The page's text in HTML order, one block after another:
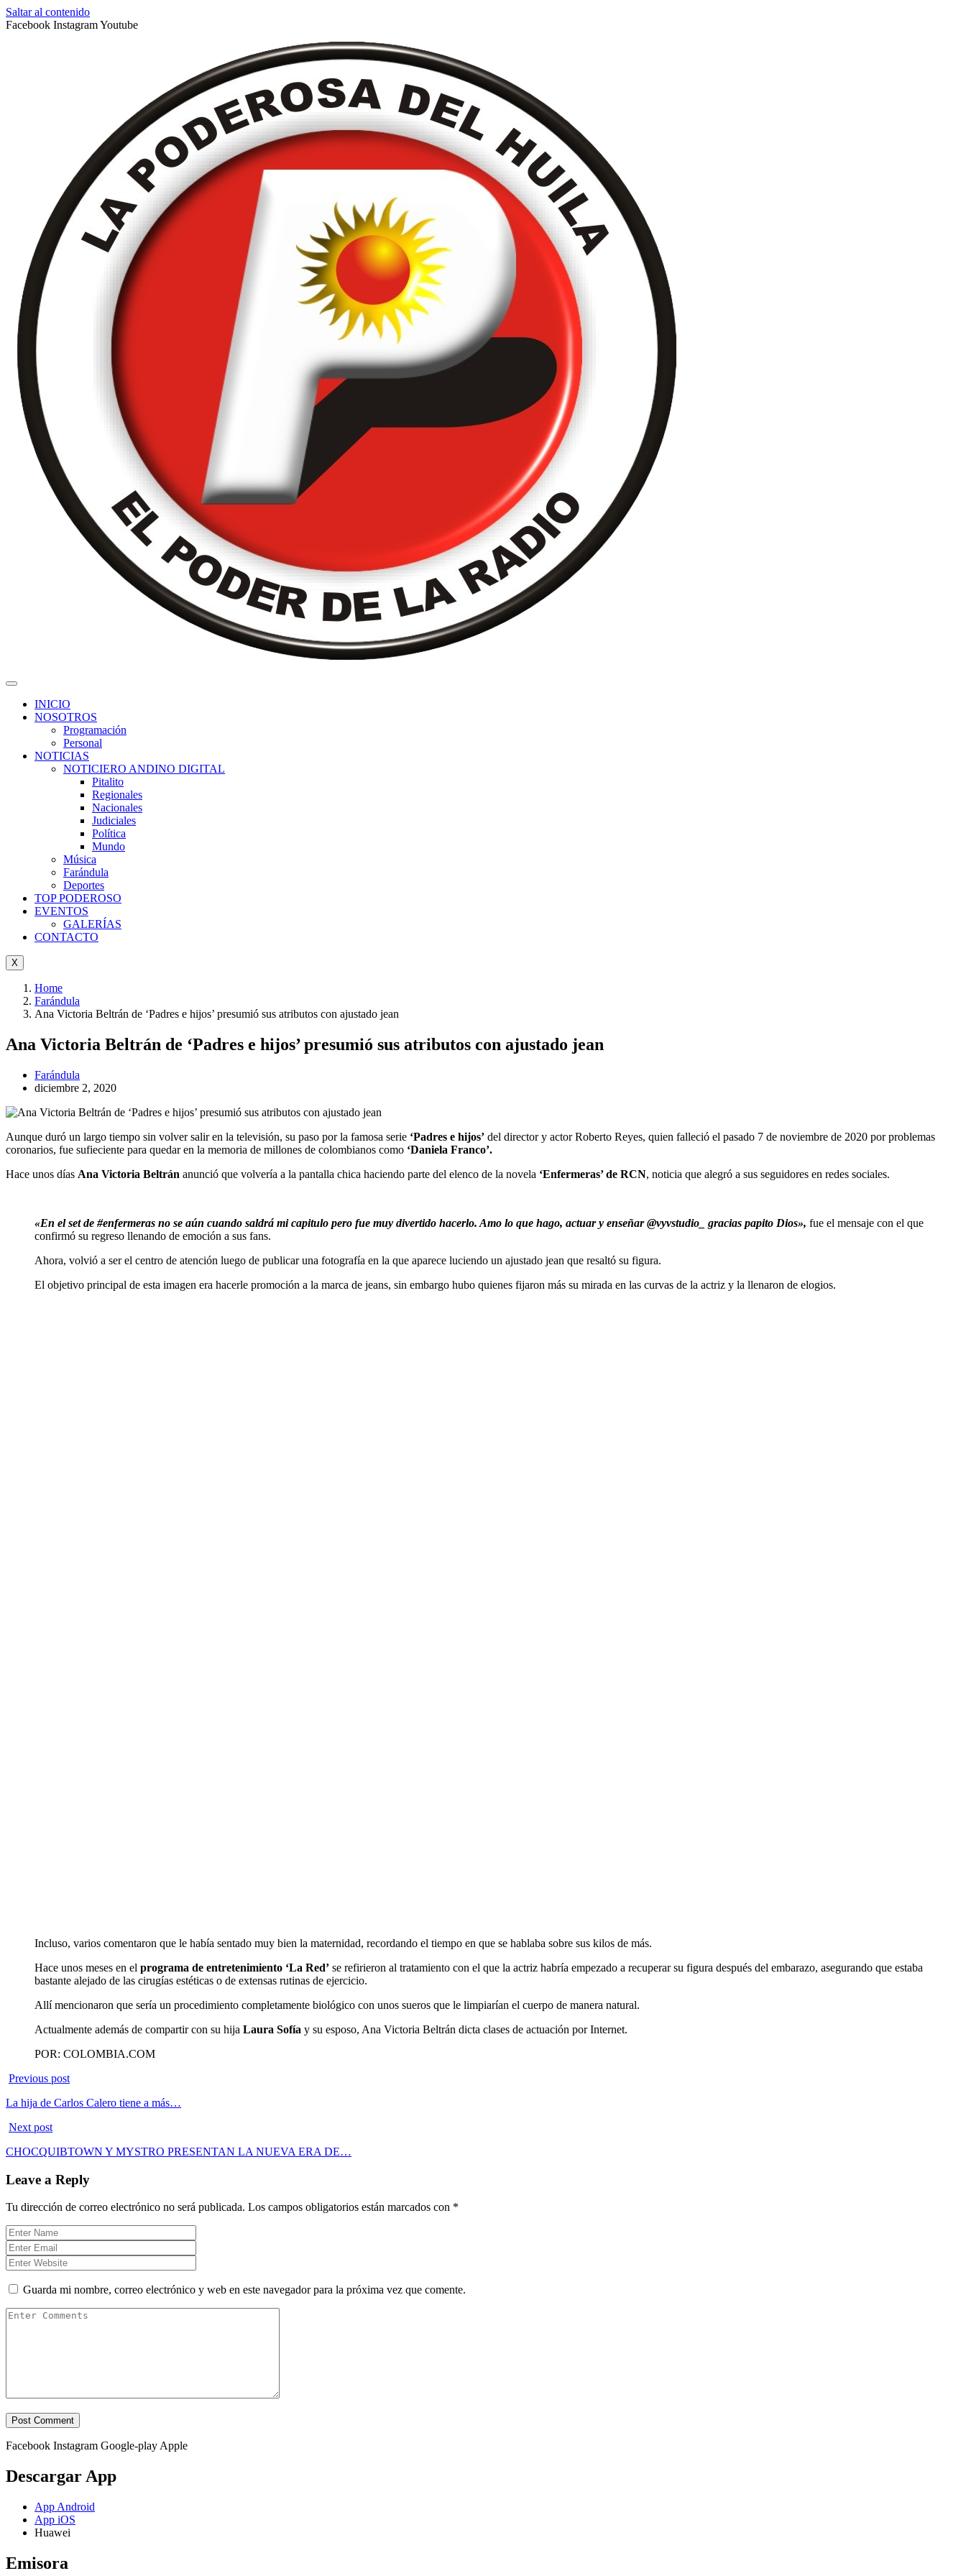
Saltar al contenido
Facebook InstagramYoutube
INICIO
NOSOTROS
Programación
Personal
NOTICIAS
NOTICIERO ANDINO DIGITAL
Pitalito
Regionales
Nacionales
Judiciales
Política
Mundo
Música
Farándula
Deportes
TOP PODEROSO
EVENTOS
GALERÍAS
CONTACTO
X
Home
Farándula
Ana Victoria Beltrán de ‘Padres e hijos’ presumió sus atributos con ajustado jean
Ana Victoria Beltrán de ‘Padres e hijos’ presumió sus atributos con ajustado jean
Farándula
diciembre 2, 2020
Aunque duró un largo tiempo sin volver salir en la televisión, su paso por la famosa serie ‘Padres e hijos’ del director y actor Roberto Reyes, quien falleció el pasado 7 de noviembre de 2020 por problemas
coronarios, fue sufieciente para quedar en la memoria de millones de colombianos como ‘Daniela Franco’.
Hace unos días Ana Victoria Beltrán anunció que volvería a la pantalla chica haciendo parte del elenco de la novela ‘Enfermeras’ de RCN, noticia que alegró a sus seguidores en redes sociales.
«En el set de #enfermeras no se aún cuando saldrá mi capitulo pero fue muy divertido hacerlo. Amo lo que hago, actuar y enseñar @vyvstudio_ gracias papito Dios», fue el mensaje con el que
confirmó su regreso llenando de emoción a sus fans.
Ahora, volvió a ser el centro de atención luego de publicar una fotografía en la que aparece luciendo un ajustado jean que resaltó su figura.
El objetivo principal de esta imagen era hacerle promoción a la marca de jeans, sin embargo hubo quienes fijaron más su mirada en las curvas de la actriz y la llenaron de elogios.
Incluso, varios comentaron que le había sentado muy bien la maternidad, recordando el tiempo en que se hablaba sobre sus kilos de más.
Hace unos meses en el programa de entretenimiento ‘La Red’ se refirieron al tratamiento con el que la actriz habría empezado a recuperar su figura después del embarazo, asegurando que estaba
bastante alejado de las cirugías estéticas o de extensas rutinas de ejercicio.
Allí mencionaron que sería un procedimiento completamente biológico con unos sueros que le limpiarían el cuerpo de manera natural.
Actualmente además de compartir con su hija Laura Sofía y su esposo, Ana Victoria Beltrán dicta clases de actuación por Internet.
POR: COLOMBIA.COM
Previous post
La hija de Carlos Calero tiene a más…
Next post
CHOCQUIBTOWN Y MYSTRO PRESENTAN LA NUEVA ERA DE…
Leave a Reply
Tu dirección de correo electrónico no será publicada. Los campos obligatorios están marcados con *
Guarda mi nombre, correo electrónico y web en este navegador para la próxima vez que comente.
Facebook Instagram Google-play Apple
Descargar App
App Android
App iOS
Huawei
Emisora